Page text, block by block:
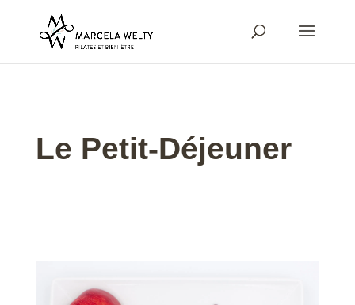
Le Petit-Déjeuner